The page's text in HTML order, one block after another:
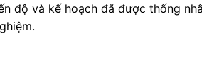
độ và kế hoạch đã được thống